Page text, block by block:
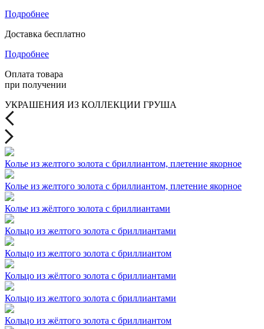
Подробнее
Доставка бесплатно
Подробнее
Оплата товара
при получении
УКРАШЕНИЯ ИЗ КОЛЛЕКЦИИ ГРУША
Колье из желтого золота с бриллиантом, плетение якорное
Колье из желтого золота с бриллиантом, плетение якорное
Колье из жёлтого золота с бриллиантами
Кольцо из желтого золота с бриллиантами
Кольцо из желтого золота с бриллиантом
Кольцо из жёлтого золота с бриллиантами
Кольцо из желтого золота с бриллиантами
Кольцо из жёлтого золота с бриллиантом